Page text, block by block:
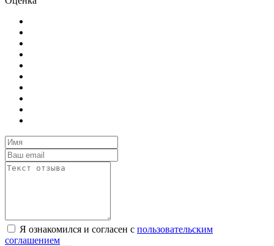
Я ознакомился и согласен с пользовательским
соглашением